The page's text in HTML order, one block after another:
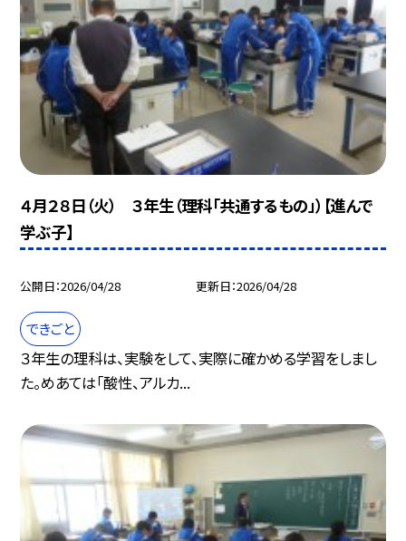
４月２８日（火） ３年生（理科「共通するもの」）【進んで
学ぶ子】
公開日 2026/04/28 更新日 2026/04/28
できごと
３年生の理科は、実験をして、実際に確かめる学習をしまし
た。めあては「酸性、アルカ...